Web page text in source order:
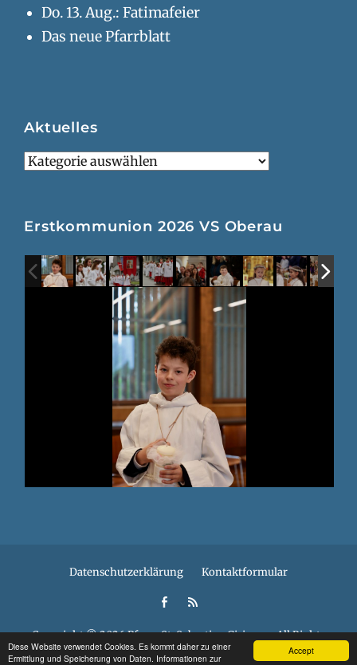
Accept
Diese Website verwendet Cookies. Es kommt daher zu einer
Ermittlung und Speicherung von Daten. Informationen zur
Do. 13. Aug.: Fatimafeier
Das neue Pfarrblatt
Aktuelles
Aktuelles
Erstkommunion 2026 VS Oberau
FooterDatenschutzerklärung Kontaktformular
Facebook
Copyright © 2026Pfarre St. Sebastian Gisingen. All Rights
Reserved.